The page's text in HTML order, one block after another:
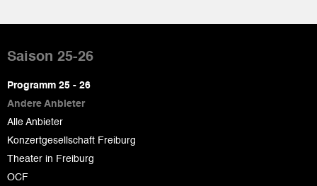
de
page
Saison 25-26
Programm 25 - 26
Andere Anbieter
Alle Anbieter
Konzertgesellschaft Freiburg
Theater in Freiburg
OCF